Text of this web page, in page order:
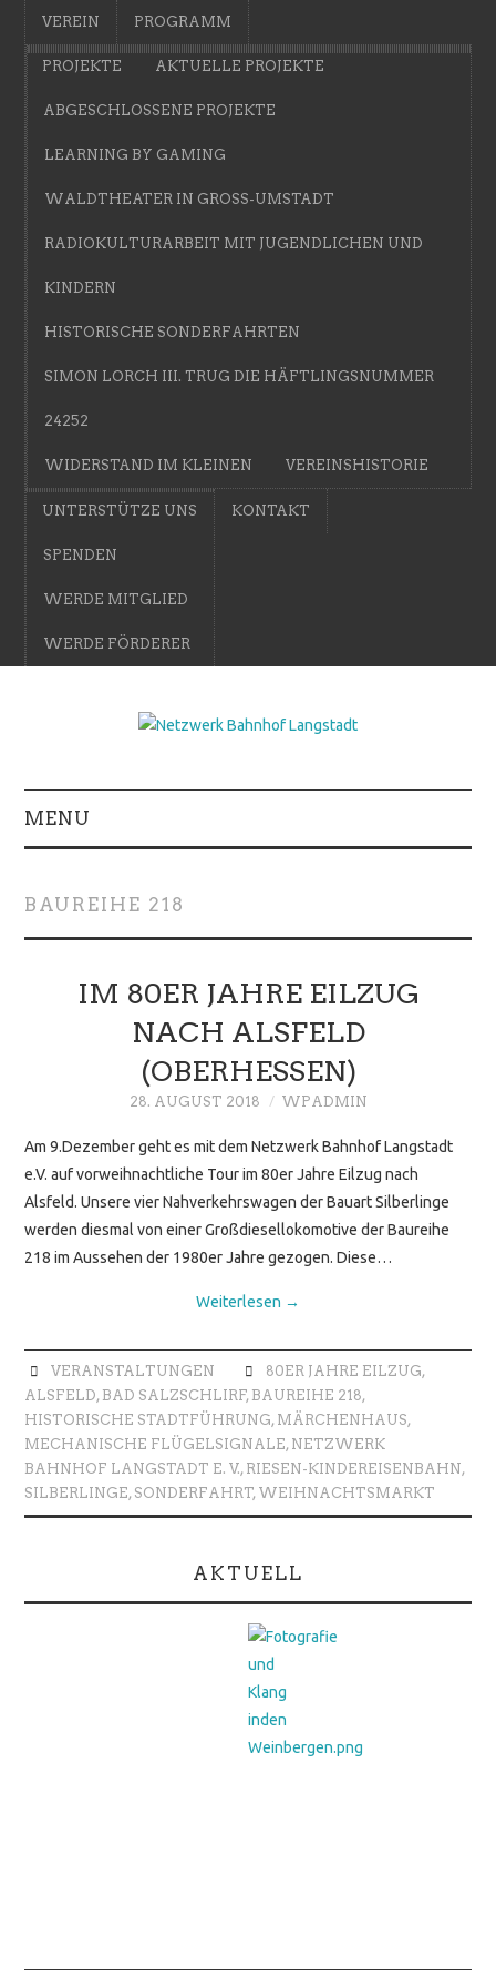
VEREIN PROGRAMM
PROJEKTE AKTUELLE PROJEKTE
ABGESCHLOSSENE PROJEKTE
LEARNING BY GAMING
WALDTHEATER IN GROSS-UMSTADT
RADIOKULTURARBEIT MIT JUGENDLICHEN UND
KINDERN
HISTORISCHE SONDERFAHRTEN
SIMON LORCH III. TRUG DIE HÄFTLINGSNUMMER
24252
WIDERSTAND IM KLEINEN VEREINSHISTORIE
UNTERSTÜTZE UNS
SPENDEN
WERDE MITGLIED
WERDE FÖRDERER
KONTAKT
MENU
BAUREIHE 218
IM 80ER JAHRE EILZUG
NACH ALSFELD
(OBERHESSEN)
28. AUGUST 2018 WPADMIN
Am 9.Dezember geht es mit dem Netzwerk Bahnhof Langstadt
e.V. auf vorweihnachtliche Tour im 80er Jahre Eilzug nach
Alsfeld. Unsere vier Nahverkehrswagen der Bauart Silberlinge
werden diesmal von einer Großdiesellokomotive der Baureihe
218 im Aussehen der 1980er Jahre gezogen. Diese…
Weiterlesen →
VERANSTALTUNGEN 80ER JAHRE EILZUG,
ALSFELD, BAD SALZSCHLIRF, BAUREIHE 218,
HISTORISCHE STADTFÜHRUNG, MÄRCHENHAUS,
MECHANISCHE FLÜGELSIGNALE, NETZWERK
BAHNHOF LANGSTADT E. V., RIESEN-KINDEREISENBAHN,
SILBERLINGE, SONDERFAHRT, WEIHNACHTSMARKT
AKTUELL